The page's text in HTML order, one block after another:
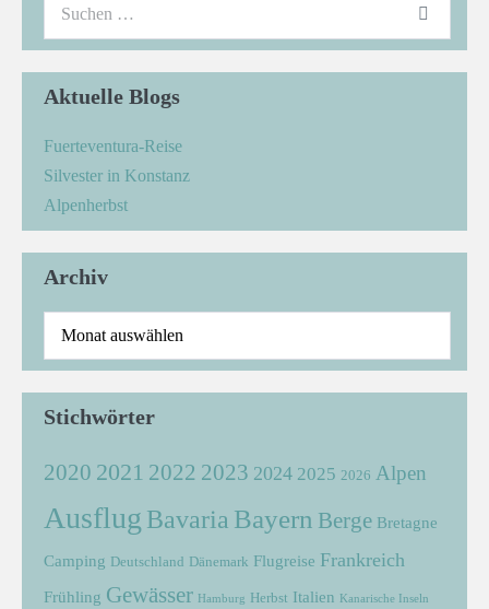
Aktuelle Blogs
Fuerteventura-Reise
Silvester in Konstanz
Alpenherbst
Archiv
Stichwörter
2020 2021 2022 2023 2024 2025 2026 Alpen
Ausflug Bavaria Bayern Berge Bretagne
Camping Deutschland Dänemark Flugreise Frankreich
Frühling Gewässer Hamburg Herbst Italien Kanarische Inseln